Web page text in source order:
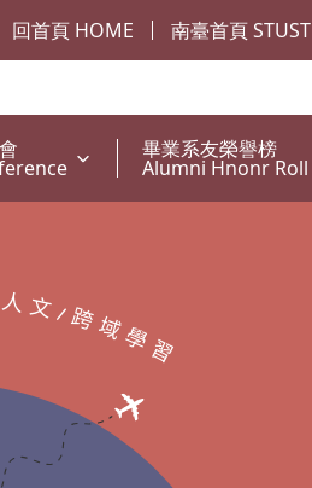
回首頁 HOME 南臺首頁 STUST
畢業系友榮譽榜
Alumni Hnonr Roll